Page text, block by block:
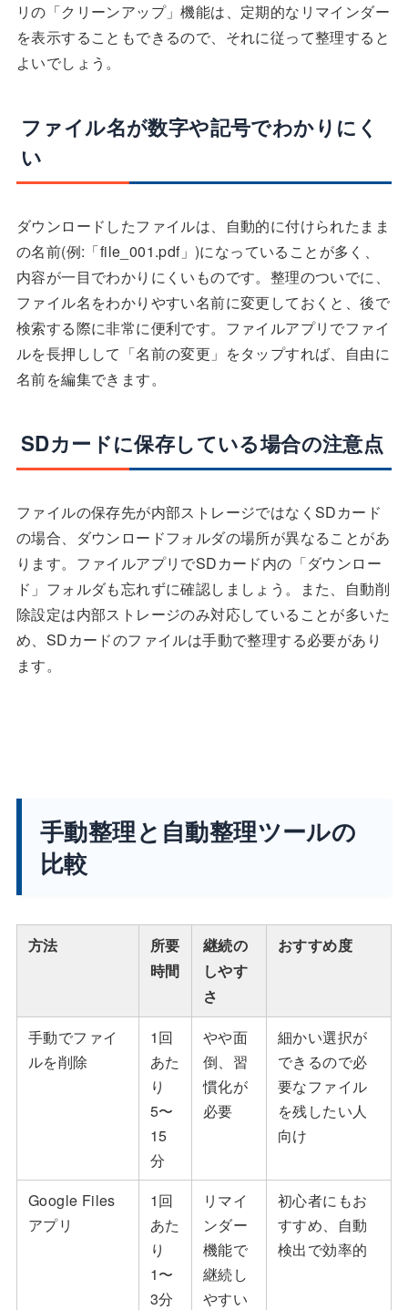
リの「クリーンアップ」機能は、定期的なリマインダー
を表示することもできるので、それに従って整理すると
よいでしょう。
ファイル名が数字や記号でわかりにく
い
ダウンロードしたファイルは、自動的に付けられたまま
の名前(例:「file_001.pdf」)になっていることが多く、
内容が一目でわかりにくいものです。整理のついでに、
ファイル名をわかりやすい名前に変更しておくと、後で
検索する際に非常に便利です。ファイルアプリでファイ
ルを長押しして「名前の変更」をタップすれば、自由に
名前を編集できます。
SDカードに保存している場合の注意点
ファイルの保存先が内部ストレージではなくSDカード
の場合、ダウンロードフォルダの場所が異なることがあ
ります。ファイルアプリでSDカード内の「ダウンロー
ド」フォルダも忘れずに確認しましょう。また、自動削
除設定は内部ストレージのみ対応していることが多いた
め、SDカードのファイルは手動で整理する必要があり
ます。
手動整理と自動整理ツールの
比較
方法
所要
時間
継続の
しやす
さ
おすすめ度
手動でファイ
ルを削除
1回
あた
り
5〜
15
分
やや面
倒、習
慣化が
必要
細かい選択が
できるので必
要なファイル
を残したい人
向け
Google Files
アプリ
1回
あた
り
1〜
3分
リマイ
ンダー
機能で
継続し
やすい
初心者にもお
すすめ、自動
検出で効率的